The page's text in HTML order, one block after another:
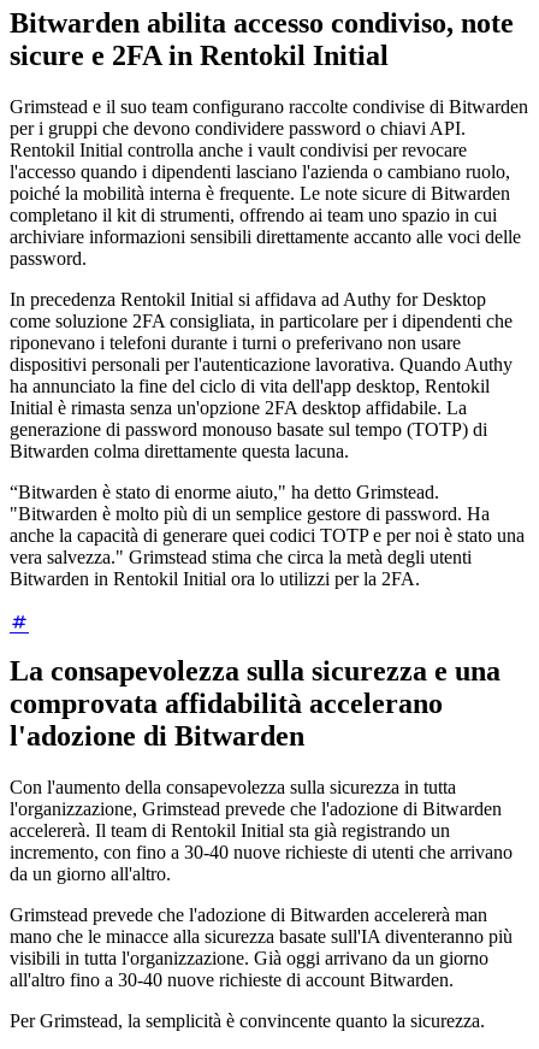
Bitwarden abilita accesso condiviso, note
sicure e 2FA in Rentokil Initial
Grimstead e il suo team configurano raccolte condivise di Bitwarden
per i gruppi che devono condividere password o chiavi API.
Rentokil Initial controlla anche i vault condivisi per revocare
l'accesso quando i dipendenti lasciano l'azienda o cambiano ruolo,
poiché la mobilità interna è frequente. Le note sicure di Bitwarden
completano il kit di strumenti, offrendo ai team uno spazio in cui
archiviare informazioni sensibili direttamente accanto alle voci delle
password.
In precedenza Rentokil Initial si affidava ad Authy for Desktop
come soluzione 2FA consigliata, in particolare per i dipendenti che
riponevano i telefoni durante i turni o preferivano non usare
dispositivi personali per l'autenticazione lavorativa. Quando Authy
ha annunciato la fine del ciclo di vita dell'app desktop, Rentokil
Initial è rimasta senza un'opzione 2FA desktop affidabile. La
generazione di password monouso basate sul tempo (TOTP) di
Bitwarden colma direttamente questa lacuna.
“Bitwarden è stato di enorme aiuto," ha detto Grimstead.
"Bitwarden è molto più di un semplice gestore di password. Ha
anche la capacità di generare quei codici TOTP e per noi è stato una
vera salvezza." Grimstead stima che circa la metà degli utenti
Bitwarden in Rentokil Initial ora lo utilizzi per la 2FA.
La consapevolezza sulla sicurezza e una
comprovata affidabilità accelerano
l'adozione di Bitwarden
Con l'aumento della consapevolezza sulla sicurezza in tutta
l'organizzazione, Grimstead prevede che l'adozione di Bitwarden
accelererà. Il team di Rentokil Initial sta già registrando un
incremento, con fino a 30-40 nuove richieste di utenti che arrivano
da un giorno all'altro.
Grimstead prevede che l'adozione di Bitwarden accelererà man
mano che le minacce alla sicurezza basate sull'IA diventeranno più
visibili in tutta l'organizzazione. Già oggi arrivano da un giorno
all'altro fino a 30-40 nuove richieste di account Bitwarden.
Per Grimstead, la semplicità è convincente quanto la sicurezza.